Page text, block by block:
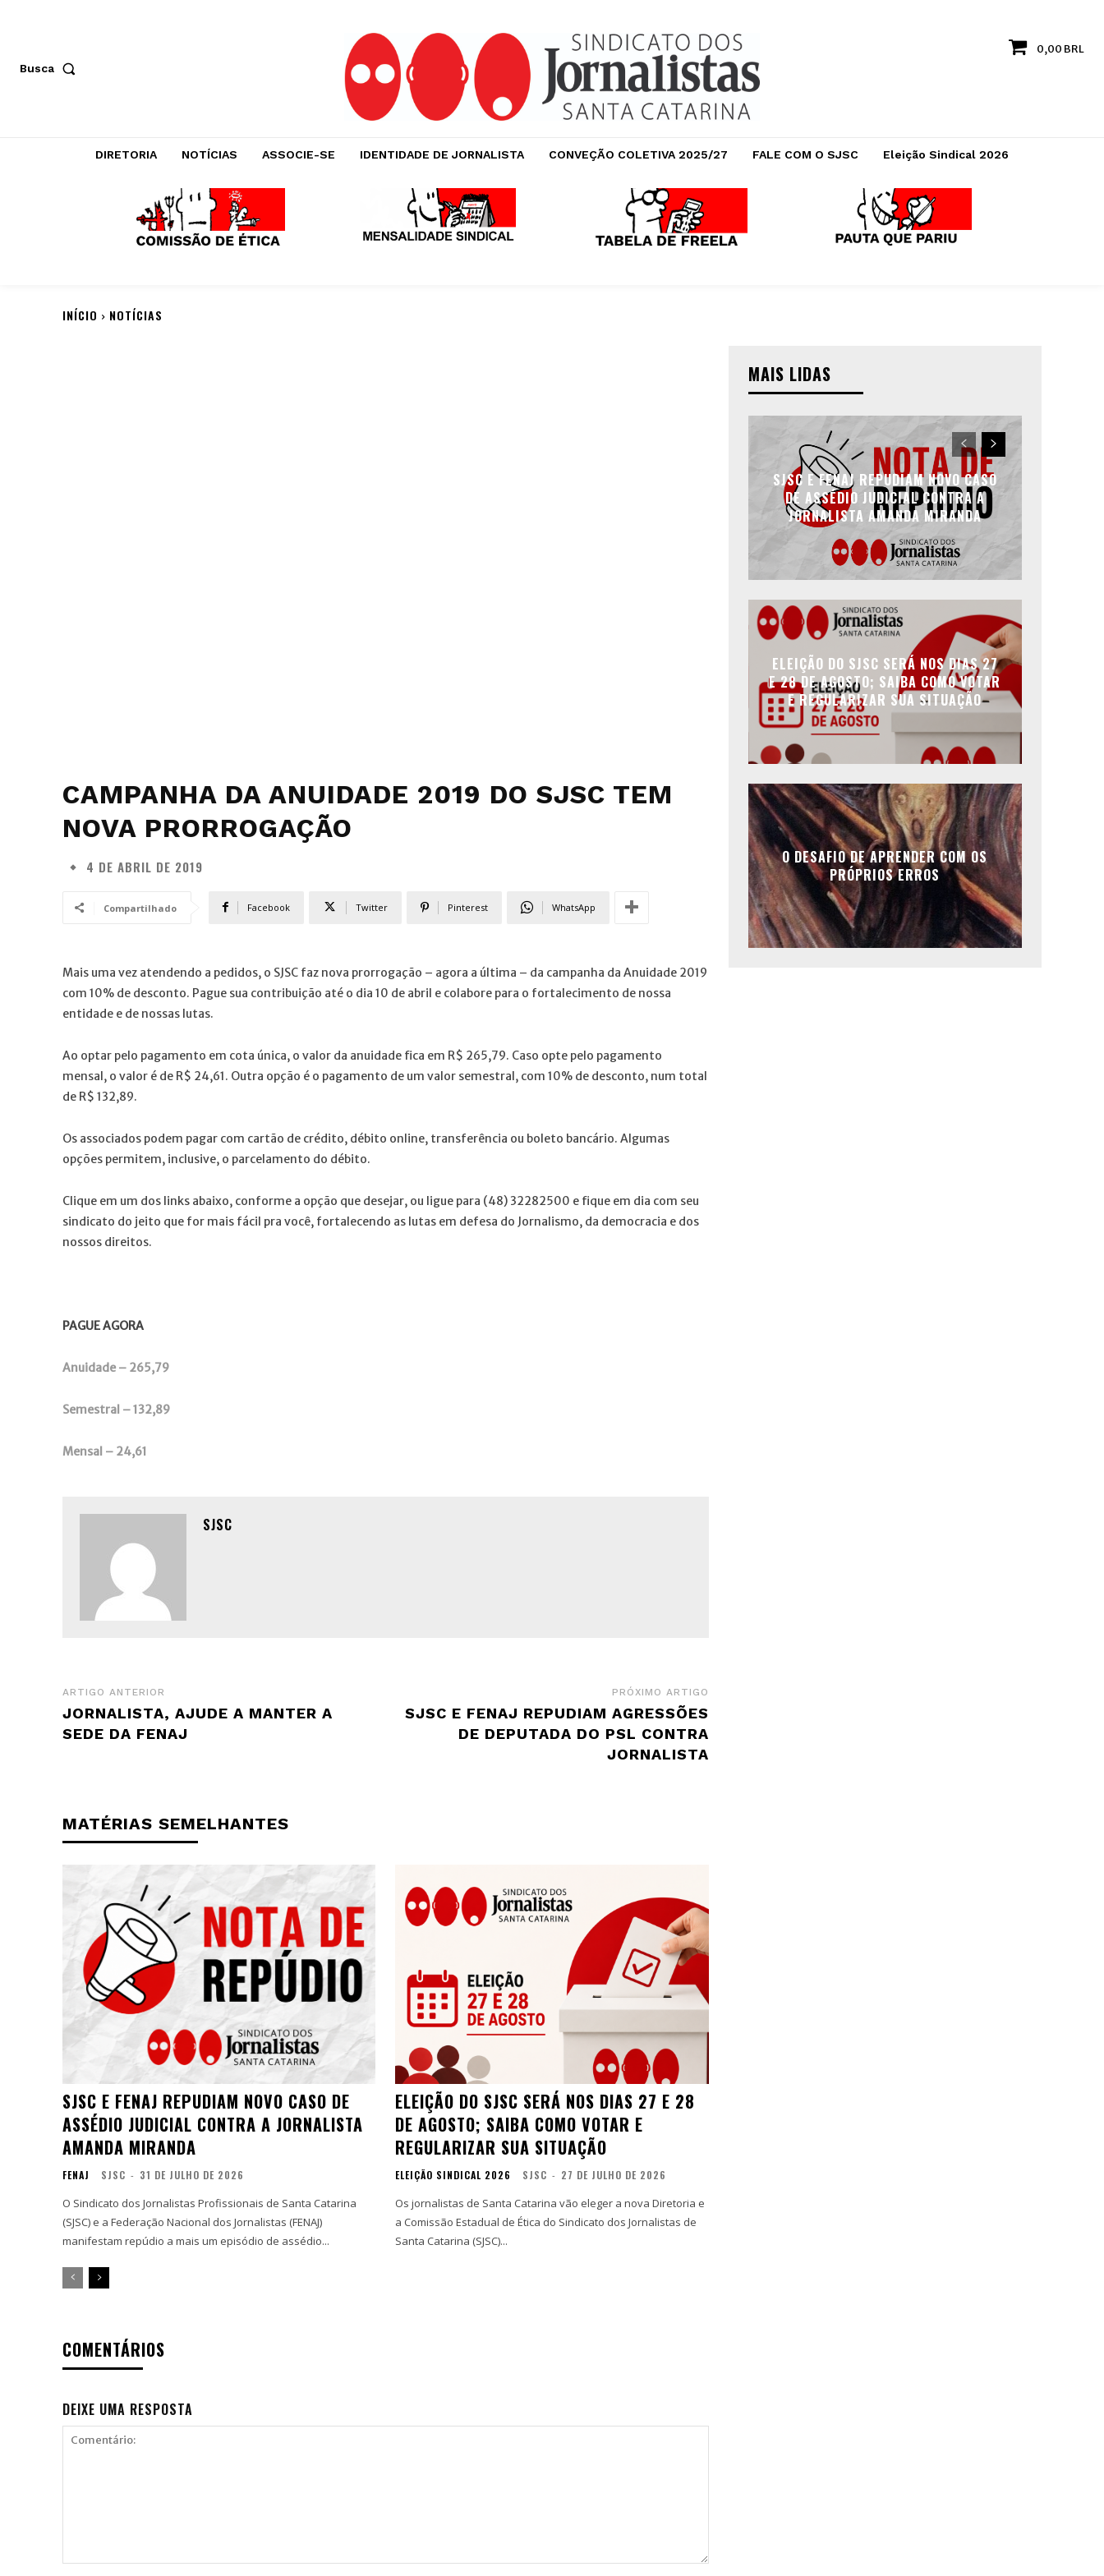
Busca
0,00 BRL
DIRETORIA NOTÍCIAS ASSOCIE-SE IDENTIDADE DE JORNALISTA CONVEÇÃO COLETIVA 2025/27 FALE COM O SJSC Eleição Sindical 2026
INÍCIO NOTÍCIAS
CAMPANHA DA ANUIDADE 2019 DO SJSC TEM
NOVA PRORROGAÇÃO
4 DE ABRIL DE 2019
Compartilhado Facebook Twitter Pinterest WhatsApp
Mais uma vez atendendo a pedidos, o SJSC faz nova prorrogação – agora a última – da campanha da Anuidade 2019
com 10% de desconto. Pague sua contribuição até o dia 10 de abril e colabore para o fortalecimento de nossa
entidade e de nossas lutas.
Ao optar pelo pagamento em cota única, o valor da anuidade fica em R$ 265,79. Caso opte pelo pagamento
mensal, o valor é de R$ 24,61. Outra opção é o pagamento de um valor semestral, com 10% de desconto, num total
de R$ 132,89.
Os associados podem pagar com cartão de crédito, débito online, transferência ou boleto bancário. Algumas
opções permitem, inclusive, o parcelamento do débito.
Clique em um dos links abaixo, conforme a opção que desejar, ou ligue para (48) 32282500 e fique em dia com seu
sindicato do jeito que for mais fácil pra você, fortalecendo as lutas em defesa do Jornalismo, da democracia e dos
nossos direitos.
PAGUE AGORA
Anuidade – 265,79
Semestral –132,89
Mensal – 24,61
SJSC
ARTIGO ANTERIOR
JORNALISTA, AJUDE A MANTER A
SEDE DA FENAJ
PRÓXIMO ARTIGO
SJSC E FENAJ REPUDIAM AGRESSÕES
DE DEPUTADA DO PSL CONTRA
JORNALISTA
MATÉRIAS SEMELHANTES
SJSC E FENAJ REPUDIAM NOVO CASO DE
ASSÉDIO JUDICIAL CONTRA A JORNALISTA
AMANDA MIRANDA
FENAJ SJSC - 31 DE JULHO DE 2026
O Sindicato dos Jornalistas Profissionais de Santa Catarina
(SJSC) e a Federação Nacional dos Jornalistas (FENAJ)
manifestam repúdio a mais um episódio de assédio...
ELEIÇÃO DO SJSC SERÁ NOS DIAS 27 E 28
DE AGOSTO; SAIBA COMO VOTAR E
REGULARIZAR SUA SITUAÇÃO
ELEIÇÃO SINDICAL 2026 SJSC - 27 DE JULHO DE 2026
Os jornalistas de Santa Catarina vão eleger a nova Diretoria e
a Comissão Estadual de Ética do Sindicato dos Jornalistas de
Santa Catarina (SJSC)...
COMENTÁRIOS
DEIXE UMA RESPOSTA
MAIS LIDAS
SJSC E FENAJ REPUDIAM NOVO CASO
DE ASSÉDIO JUDICIAL CONTRA A
JORNALISTA AMANDA MIRANDA
ELEIÇÃO DO SJSC SERÁ NOS DIAS 27
E 28 DE AGOSTO; SAIBA COMO VOTAR
E REGULARIZAR SUA SITUAÇÃO
O DESAFIO DE APRENDER COM OS
PRÓPRIOS ERROS